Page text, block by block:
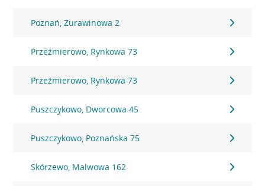
Poznań, Żurawinowa 2
Przeźmierowo, Rynkowa 73
Przeźmierowo, Rynkowa 73
Puszczykowo, Dworcowa 45
Puszczykowo, Poznańska 75
Skórzewo, Malwowa 162